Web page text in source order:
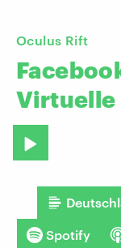
Oculus Rift
Virtuelle
Spotify